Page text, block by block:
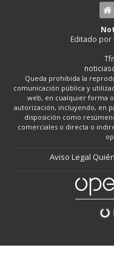
Editado por
Queda prohibida la
comunicación pública y
web, en cualquier forma
autorización, incluyendo, en
disposición como
comerciales o directa o
Aviso Legal